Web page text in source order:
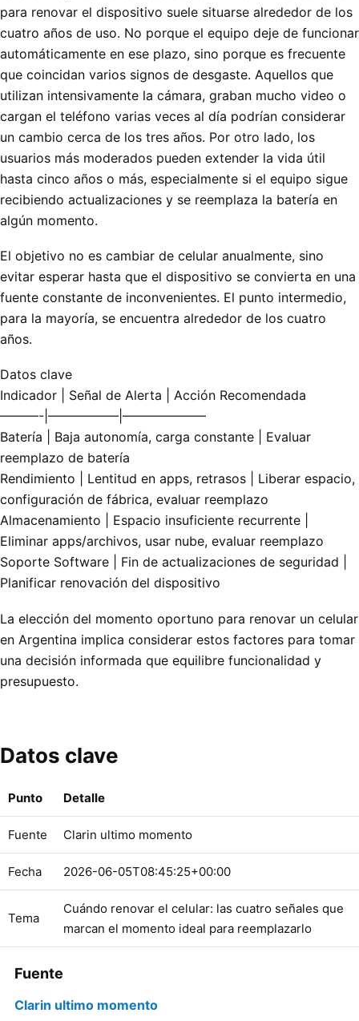
para renovar el dispositivo suele situarse alrededor de los
cuatro años de uso. No porque el equipo deje de funcionar
automáticamente en ese plazo, sino porque es frecuente
que coincidan varios signos de desgaste. Aquellos que
utilizan intensivamente la cámara, graban mucho video o
cargan el teléfono varias veces al día podrían considerar
un cambio cerca de los tres años. Por otro lado, los
usuarios más moderados pueden extender la vida útil
hasta cinco años o más, especialmente si el equipo sigue
recibiendo actualizaciones y se reemplaza la batería en
algún momento.
El objetivo no es cambiar de celular anualmente, sino
evitar esperar hasta que el dispositivo se convierta en una
fuente constante de inconvenientes. El punto intermedio,
para la mayoría, se encuentra alrededor de los cuatro
años.
Datos clave
Indicador | Señal de Alerta | Acción Recomendada
———-|—————–|——————–
Batería | Baja autonomía, carga constante | Evaluar
reemplazo de batería
Rendimiento | Lentitud en apps, retrasos | Liberar espacio,
configuración de fábrica, evaluar reemplazo
Almacenamiento | Espacio insuficiente recurrente |
Eliminar apps/archivos, usar nube, evaluar reemplazo
Soporte Software | Fin de actualizaciones de seguridad |
Planificar renovación del dispositivo
La elección del momento oportuno para renovar un celular
en Argentina implica considerar estos factores para tomar
una decisión informada que equilibre funcionalidad y
presupuesto.
Datos clave
Punto Detalle
Fuente Clarin ultimo momento
Fecha 2026-06-05T08:45:25+00:00
Tema
Cuándo renovar el celular: las cuatro señales que
marcan el momento ideal para reemplazarlo
Fuente
Clarin ultimo momento